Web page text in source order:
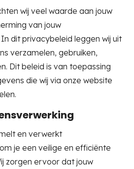
wij veel waarde aan jouw
van jouw
dit privacybeleid leggen wij uit
verzamelen, gebruiken,
Dit beleid is van toepassing
die wij via onze website
en verwerkt
je een veilige en efficiënte
zorgen ervoor dat jouw